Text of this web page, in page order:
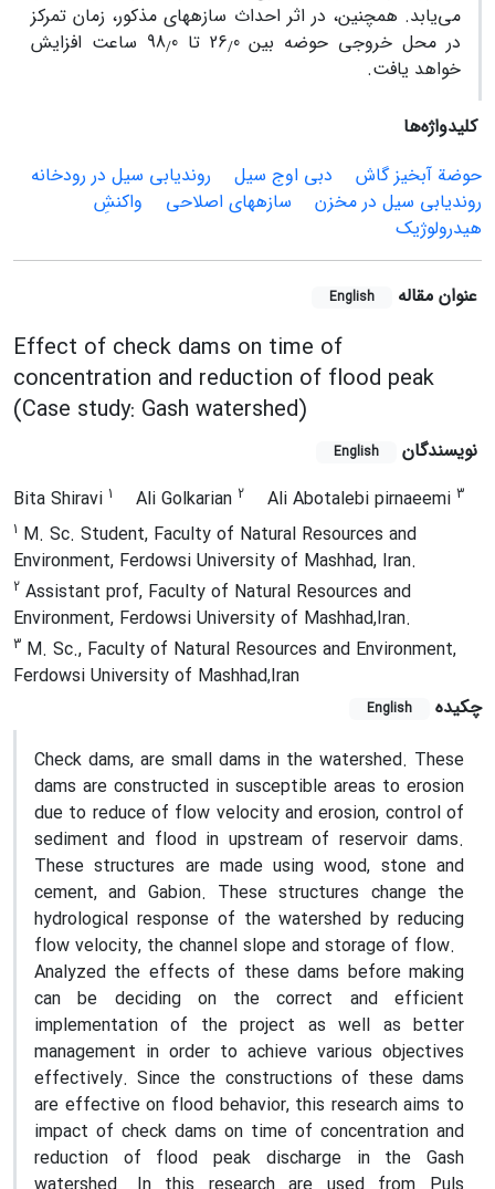
می‌‏یابد. همچنین، در اثر احداث سازه‏های مذکور، زمان تمرکز
در محل خروجی حوضه بین 26 /0 تا 98 /
0 ساعت افزایش
خواهد یافت.
کلیدواژه‌ها
حوضة آبخیز گاش
دبی اوج سیل
روندیابی سیل در رودخانه
روندیابی سیل در مخزن
سازه‏های اصلاحی
واکنشِ
هیدرولوژیک
عنوان مقاله English
Effect of check dams on time of
concentration and reduction of flood peak
(Case study: Gash watershed)
نویسندگان English
Bita Shiravi 1 Ali Golkarian 2 Ali Abotalebi pirnaeemi 3
1 M. Sc. Student, Faculty of Natural Resources and
Environment, Ferdowsi University of Mashhad, Iran.
2 Assistant prof, Faculty of Natural Resources and
Environment, Ferdowsi University of Mashhad,Iran.
3 M. Sc., Faculty of Natural Resources and Environment,
Ferdowsi University of Mashhad,Iran
چکیده
English
Check dams, are small dams in the watershed. These
dams are constructed in susceptible areas to erosion
due to reduce of flow velocity and erosion, control of
sediment and flood in upstream of reservoir dams.
These structures are made using wood, stone and
cement, and Gabion. These structures change the
hydrological response of the watershed by reducing
flow velocity, the channel slope and storage of flow.
Analyzed the effects of these dams before making
can be deciding on the correct and efficient
implementation of the project as well as better
management in order to achieve various objectives
effectively. Since the constructions of these dams
are effective on flood behavior, this research aims to
impact of check dams on time of concentration and
reduction of flood peak discharge in the Gash